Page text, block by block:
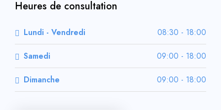
Heures de consultation
Lundi - Vendredi 08:30 - 18:00
Samedi 09:00 - 18:00
Dimanche 09:00 - 18:00